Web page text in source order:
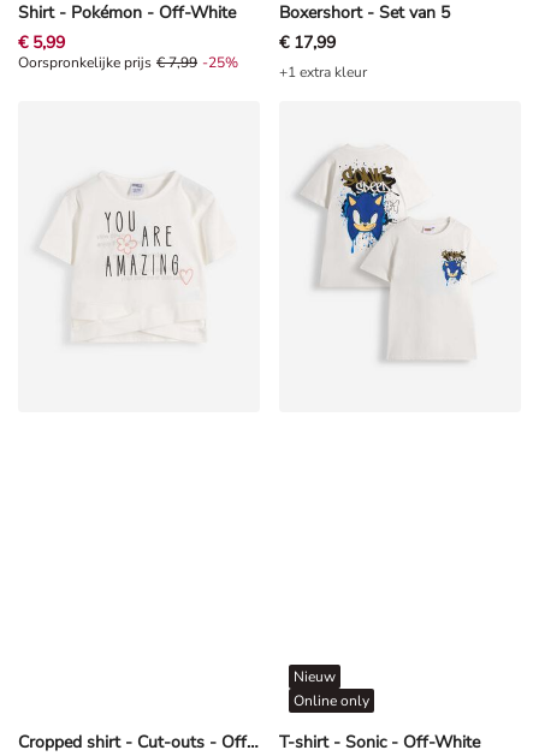
Shirt - Pokémon - Off-White
€ 5,99
Oorspronkelijke prijs € 7,99, Korting -25%
Oorspronkelijke prijs € 7,99 -25%
Boxershort - Set van 5
€ 17,99
+1 extra kleur
Cropped shirt - Cut-outs - Off-White
T-shirt - Sonic - Off-White
Nieuw
Online only